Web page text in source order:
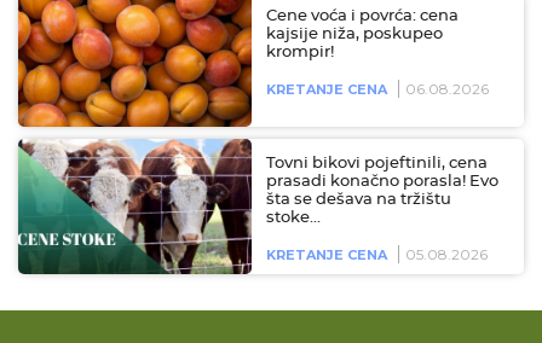
Cene voća i povrća: cena
kajsije niža, poskupeo
krompir!
KRETANJE CENA 06.08.2026
Tovni bikovi pojeftinili, cena
prasadi konačno porasla! Evo
šta se dešava na tržištu
stoke…
KRETANJE CENA 05.08.2026